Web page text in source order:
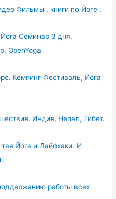
Фильмы , книги по Йоге .
Семинар 3 дня.
OpenYoga
Кемпинг Фестиваль, Йога
Индия, Непал, Тибет.
Йога и Лайфхаки. И
работы всех